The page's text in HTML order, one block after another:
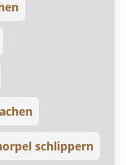
schlippern